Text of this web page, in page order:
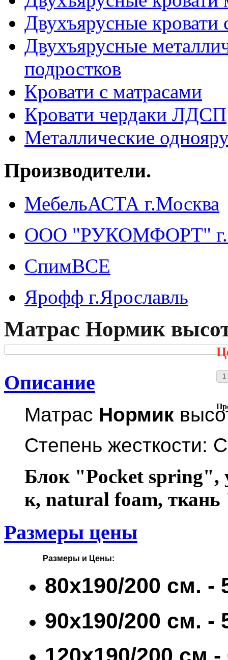
Двухъярусные кровати
Двухъярусные
подростков
Кровати с матрасами
Кровати чердаки ЛДСП
Металлические
Производители.
МебельАСТА г.Москва
ООО "РУКОМФОРТ"
СпимВСЕ
Ярофф г.Ярославль
Матрас Нормик
Описание
Матрас Нормик
Степень жесткости:
Блок "Pocket spring",
к, natural foam, ткань
Размеры цены
         Размеры и Цены:
80х190/200 см.
90х190/200